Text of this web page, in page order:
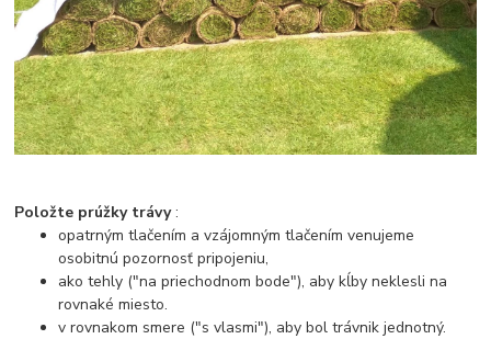
Položte prúžky trávy:
opatrným tlačením a vzájomným tlačením venujeme
osobitnú pozornosť pripojeniu,
ako tehly ("na priechodnom bode"), aby kĺby neklesli na
rovnaké miesto.
v rovnakom smere ("s vlasmi"), aby bol trávnik jednotný.